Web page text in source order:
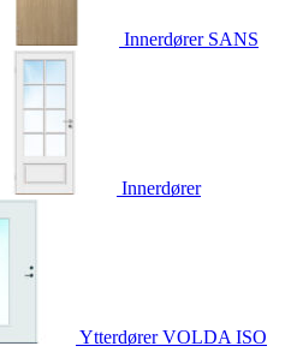
Innerdører SANS
Innerdører
YtterdørerVOLDA ISO